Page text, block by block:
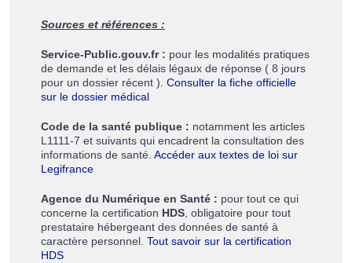
Sources et références :
Service-Public.gouv.fr : pour les modalités pratiques
de demande et les délais légaux de réponse ( 8 jours
pour un dossier récent ). Consulter la fiche officielle
sur le dossier médical
Code de la santé publique : notamment les articles
L1111-7 et suivants qui encadrent la consultation des
informations de santé. Accéder aux textes de loi sur
Legifrance
Agence du Numérique en Santé : pour tout ce qui
concerne la certification HDS, obligatoire pour tout
prestataire hébergeant des données de santé à
caractère personnel. Tout savoir sur la certification
HDS